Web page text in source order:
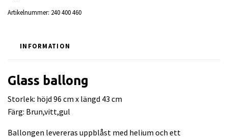
Artikelnummer: 240 400 460
INFORMATION
Glass ballong
Storlek: höjd 96 cm x längd 43 cm
Färg: Brun,vitt,gul
Ballongen levereras uppblåst med helium och ett